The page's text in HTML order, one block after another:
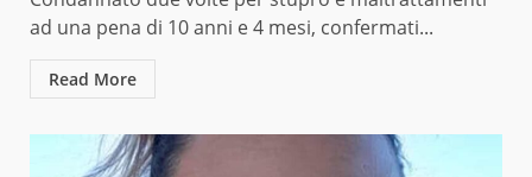
ad una pena di 10 anni e 4 mesi, confermati...
Read More